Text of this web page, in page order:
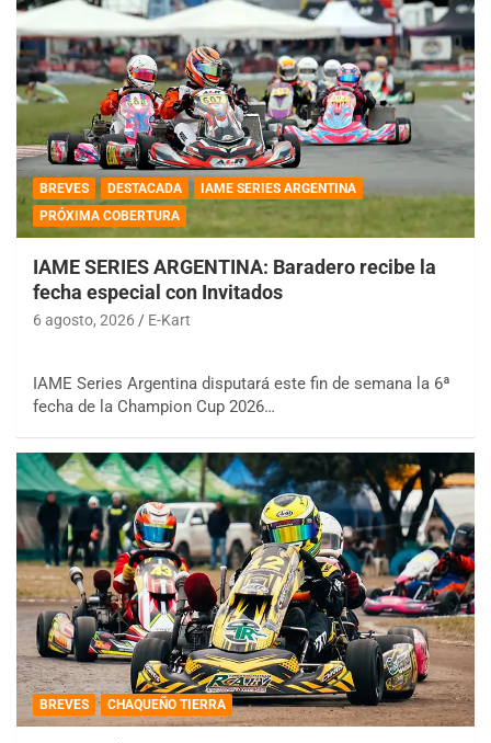
BREVES DESTACADA
IAME SERIES ARGENTINA
PRÓXIMA COBERTURA
IAME SERIES ARGENTINA: Baradero recibe la
fecha especial con Invitados
6 agosto, 2026 E-Kart
IAME Series Argentina disputará este fin de semana la 6ª
fecha de la Champion Cup 2026…
BREVES CHAQUEÑO TIERRA